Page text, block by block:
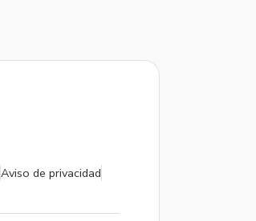
Aviso de privacidad